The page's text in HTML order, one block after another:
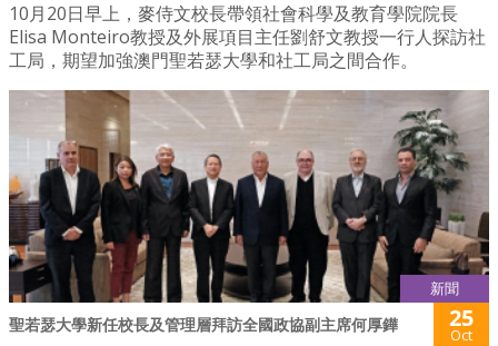
10月20日早上，麥侍文校長帶領社會科學及教育學院院長
Elisa Monteiro教授及外展項目主任劉舒文教授一行人探訪社
工局，期望加強澳門聖若瑟大學和社工局之間合作。
新聞
聖若瑟大學新任校長及管理層拜訪全國政協副主席何厚鏵 25
Oct